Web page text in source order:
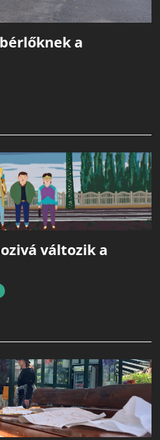
a
változik a